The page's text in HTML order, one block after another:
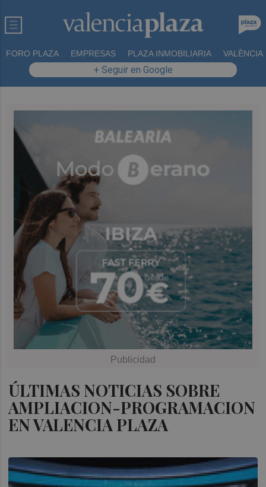
FORO PLAZA EMPRESAS PLAZA INMOBILIARIA VALÈNCIA
+ Seguir en Google
ÚLTIMAS NOTICIAS SOBRE
AMPLIACION-PROGRAMACION
EN VALENCIA PLAZA